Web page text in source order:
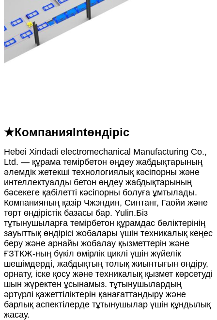
★КомпанияIntөндіріс
Hebei Xindadi electromechanical Manufacturing Co.,
Ltd. — құрама темірбетон өңдеу жабдықтарының
әлемдік жетекші технологиялық кәсіпорны және
интеллектуалды бетон өңдеу жабдықтарының
бәсекеге қабілетті кәсіпорны болуға ұмтылады.
Компанияның қазір Чжэндин, Синтанг, Гаойи және
төрт өндірістік базасы бар. Yulin.Біз
тұтынушыларға темірбетон құрамдас бөліктерінің
зауыттық өндірісі жобалары үшін техникалық кеңес
беру және арнайы жобалау қызметтерін және
ҒЗТКЖ-ның бүкіл өмірлік циклі үшін жүйелік
шешімдерді, жабдықтың толық жиынтығын өндіру,
орнату, іске қосу және техникалық қызмет көрсетуді
шын жүректен ұсынамыз. тұтынушылардың
әртүрлі қажеттіліктерін қанағаттандыру және
барлық аспектілерде тұтынушылар үшін құндылық
жасау.